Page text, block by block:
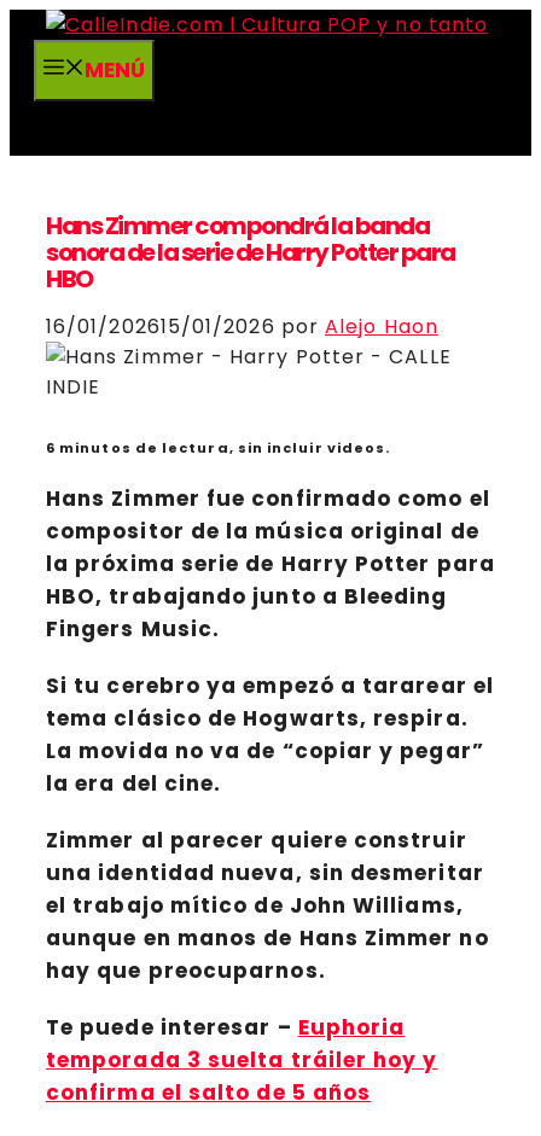
Saltar
contenidoMENÚ
Hans Zimmer compondrá la banda
sonora de la serie de Harry Potter para
HBO
16/01/202615/01/2026 porAlejo Haon
6 minutos de lectura, sin incluir videos.
Hans Zimmer fue confirmado como el
compositor de la música original de
la próxima serie de Harry Potter para
HBO, trabajando junto a Bleeding
Fingers Music.
Si tu cerebro ya empezó a tararear el
tema clásico de Hogwarts, respira.
La movida no va de “copiar y pegar”
la era del cine.
Zimmer al parecer quiere construir
una identidad nueva, sin desmeritar
el trabajo mítico de John Williams,
aunque en manos de Hans Zimmer no
hay que preocuparnos.
Te puede interesar – Euphoria
temporada 3 suelta tráiler hoy y
confirma el salto de 5 años